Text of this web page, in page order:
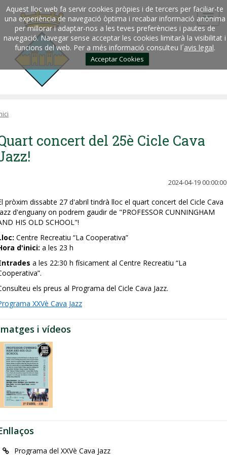
Aquest lloc web fa servir cookies pròpies i de tercers per faciliar-te
una experiència de navegació òptima i recabar informació anònima
per millorar i adaptar-nos a les teves preferències i pautes de
navegació. Navegar sense acceptar les cookies limitarà la visibilitat i
funcions del web. Per a més informació consulteu l´avis legal.
Acceptar Cookies
concert del 25è Cicle Cava
2024-04-19 00:00:00
pròxim dissabte 27 d'abril tindrà lloc el quart concert del Cicle Cava
d'enguany on podrem gaudir de "PROFESSOR CUNNINGHAM
HIS OLD SCHOOL"!
Centre Recreatiu “La Cooperativa”
d'inici: a les 23 h
a les 22:30 h físicament al Centre Recreatiu “La
els preus al Programa del Cicle Cava Jazz.
XXVè Cava Jazz
i vídeos
Programa del XXVè Cava Jazz